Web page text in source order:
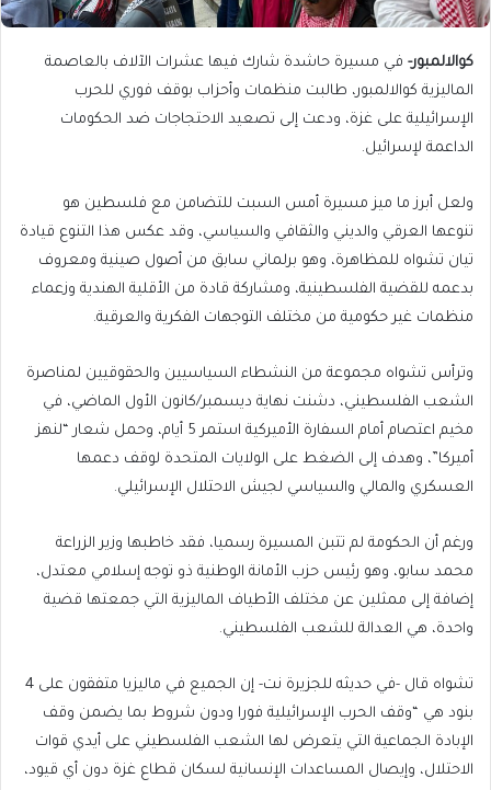
كوالالمبور- في مسيرة حاشدة شارك فيها عشرات الآلاف بالعاصمة
الماليزية كوالالمبور، طالبت منظمات وأحزاب بوقف فوري للحرب
الإسرائيلية على غزة، ودعت إلى تصعيد الاحتجاجات ضد الحكومات
الداعمة لإسرائيل.
ولعل أبرز ما ميز مسيرة أمس السبت للتضامن مع فلسطين هو
تنوعها العرقي والديني والثقافي والسياسي، وقد عكس هذا التنوع قيادة
تيان تشواه للمظاهرة، وهو برلماني سابق من أصول صينية ومعروف
بدعمه للقضية الفلسطينية، ومشاركة قادة من الأقلية الهندية وزعماء
منظمات غير حكومية من مختلف التوجهات الفكرية والعرقية.
وترأس تشواه مجموعة من النشطاء السياسيين والحقوقيين لمناصرة
الشعب الفلسطيني، دشنت نهاية ديسمبر/كانون الأول الماضي، في
مخيم اعتصام أمام السفارة الأميركية استمر 5 أيام، وحمل شعار “لنهز
أميركا”، وهدف إلى الضغط على الولايات المتحدة لوقف دعمها
العسكري والمالي والسياسي لجيش الاحتلال الإسرائيلي.
ورغم أن الحكومة لم تتبن المسيرة رسميا، فقد خاطبها وزير الزراعة
محمد سابو، وهو رئيس حزب الأمانة الوطنية ذو توجه إسلامي معتدل،
إضافة إلى ممثلين عن مختلف الأطياف الماليزية التي جمعتها قضية
واحدة، هي العدالة للشعب الفلسطيني.
تشواه قال -في حديثه للجزيرة نت- إن الجميع في ماليزيا متفقون على 4
بنود هي “وقف الحرب الإسرائيلية فورا ودون شروط بما يضمن وقف
الإبادة الجماعية التي يتعرض لها الشعب الفلسطيني على أيدي قوات
الاحتلال، وإيصال المساعدات الإنسانية لسكان قطاع غزة دون أي قيود،